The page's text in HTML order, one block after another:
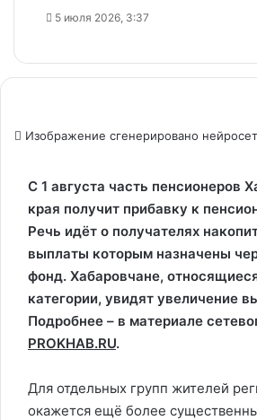
5 июля 2026, 3:37
Изображение сгенерировано
С 1 августа часть пенсионеров
края получит прибавку к
Речь идёт о получателях
выплаты которым назначены
фонд. Хабаровчане,
категории, увидят увеличение
Подробнее – в материале
PROKHAB.RU.
Для отдельных групп жителей
окажется ещё более